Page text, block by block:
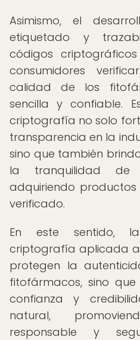
Asimismo, el
etiquetado y
códigos
consumidores
calidad de los
sencilla y confiable.
criptografía no solo
transparencia en la
sino que también
la tranquilidad
adquiriendo
verificado.
En este sentido,
criptografía aplicada
protegen la
fitofármacos, sino
confianza y
natural,
responsable y